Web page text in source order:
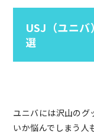
USJ（ユニ
選
ユニバには沢山のグ
いか悩んでしまう人